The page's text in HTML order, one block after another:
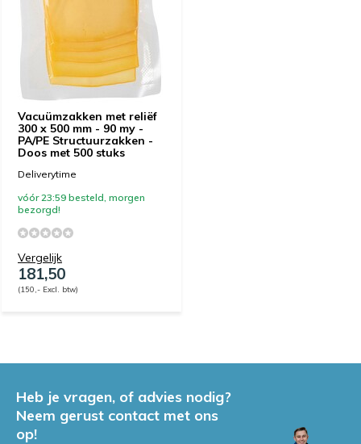
Vacuümzakken met reliëf
300 x 500 mm - 90 my -
PA/PE Structuurzakken -
Doos met 500 stuks
Deliverytime
vóór 23:59 besteld, morgen
bezorgd!
Vergelijk
181,50
(150,- Excl. btw)
Heb je vragen, of advies nodig?
Neem gerust contact met ons
op!